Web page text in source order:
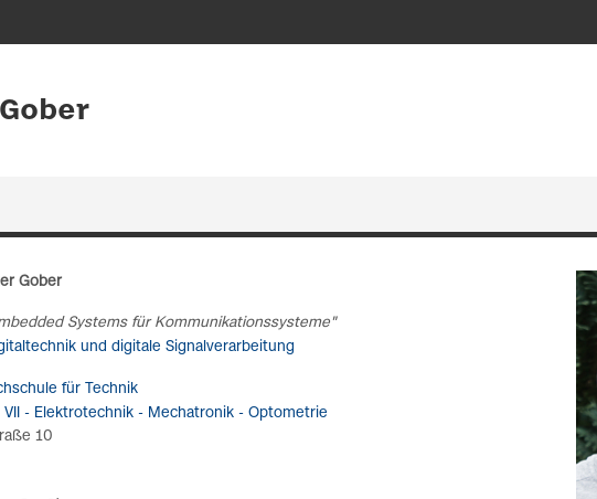
Gober
Systems für Kommunikationssysteme"
und digitale Signalverarbeitung
für Technik
VII - Elektrotechnik - Mechatronik - Optometrie
10